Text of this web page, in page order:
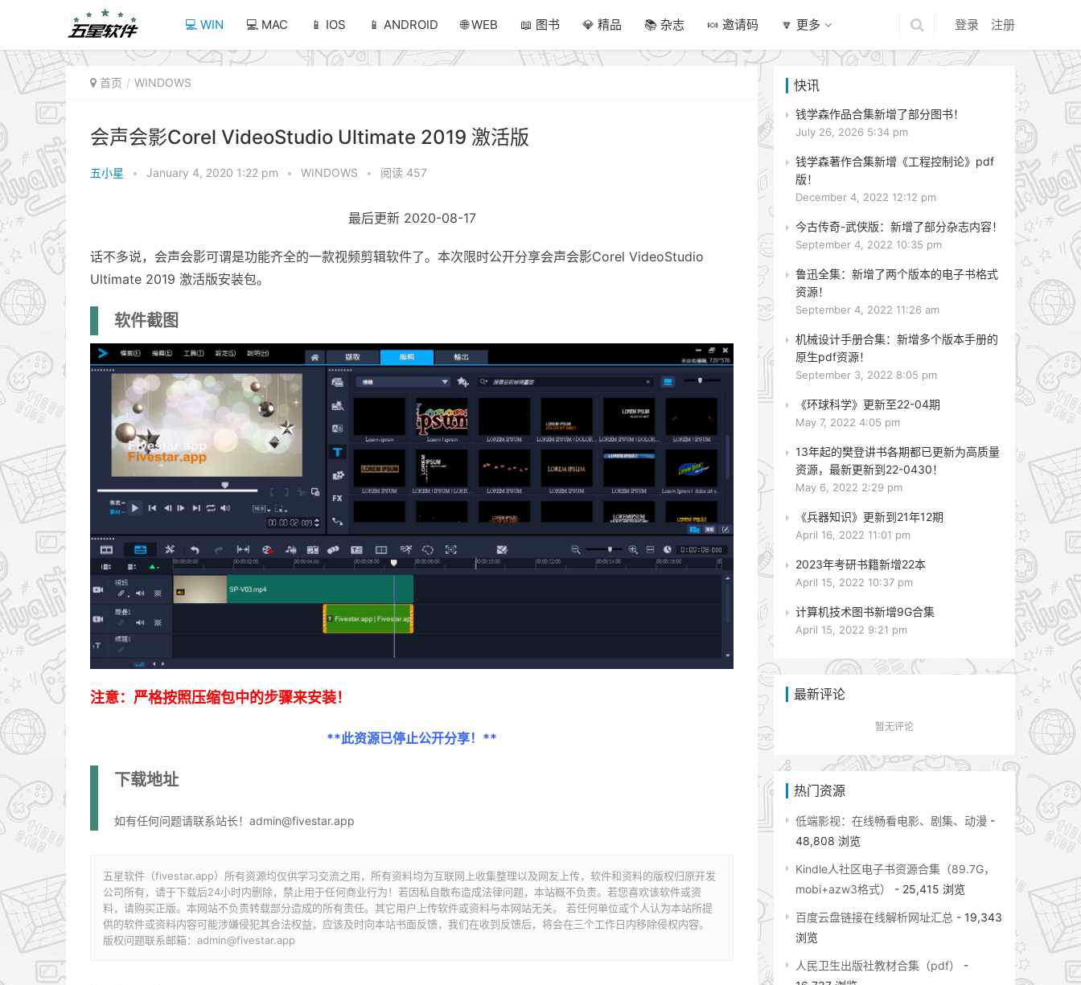
💻 WIN 💻 MAC 📱 IOS 📱 ANDROID 🌐 WEB 📖 图书 💎 精品 📚 杂志 🍬 邀请码 🔽 更多 登录 注册
首页 WINDOWS
会声会影Corel VideoStudio Ultimate 2019 激活版
五小星 • January 4, 2020 1:22 pm • WINDOWS • 阅读 457
最后更新 2020-08-17
话不多说，会声会影可谓是功能齐全的一款视频剪辑软件了。本次限时公开分享会声会影Corel VideoStudio
Ultimate 2019 激活版安装包。
软件截图
注意：严格按照压缩包中的步骤来安装！
**此资源已停止公开分享！**
下载地址
如有任何问题请联系站长！admin@fivestar.app
五星软件（fivestar.app）所有资源均仅供学习交流之用，所有资料均为互联网上收集整理以及网友上传，软件和资料的版权归原开发
公司所有，请于下载后24小时内删除，禁止用于任何商业行为！若因私自散布造成法律问题，本站概不负责。若您喜欢该软件或资
料，请购买正版。本网站不负责转载部分造成的所有责任。其它用户上传软件或资料与本网站无关。 若任何单位或个人认为本站所提
供的软件或资料内容可能涉嫌侵犯其合法权益，应该及时向本站书面反馈，我们在收到反馈后，将会在三个工作日内移除侵权内容。
版权问题联系邮箱：admin@fivestar.app
快讯
钱学森作品合集新增了部分图书！
July 26, 2026 5:34 pm
钱学森著作合集新增《工程控制论》pdf
版！
December 4, 2022 12:12 pm
今古传奇-武侠版：新增了部分杂志内容！
September 4, 2022 10:35 pm
鲁迅全集：新增了两个版本的电子书格式
资源！
September 4, 2022 11:26 am
机械设计手册合集：新增多个版本手册的
原生pdf资源！
September 3, 2022 8:05 pm
《环球科学》更新至22-04期
May 7, 2022 4:05 pm
13年起的樊登讲书各期都已更新为高质量
资源，最新更新到22-0430！
May 6, 2022 2:29 pm
《兵器知识》更新到21年12期
April 16, 2022 11:01 pm
2023年考研书籍新增22本
April 15, 2022 10:37 pm
计算机技术图书新增9G合集
April 15, 2022 9:21 pm
最新评论
暂无评论
热门资源
低端影视：在线畅看电影、剧集、动漫 -
48,808 浏览
Kindle人社区电子书资源合集（89.7G，
mobi+azw3格式）
- 25,415 浏览
百度云盘链接在线解析网址汇总 - 19,343
浏览
人民卫生出版社教材合集（pdf）
-